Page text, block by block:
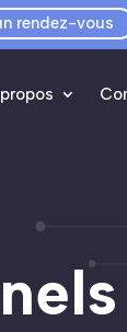
rendez-vous